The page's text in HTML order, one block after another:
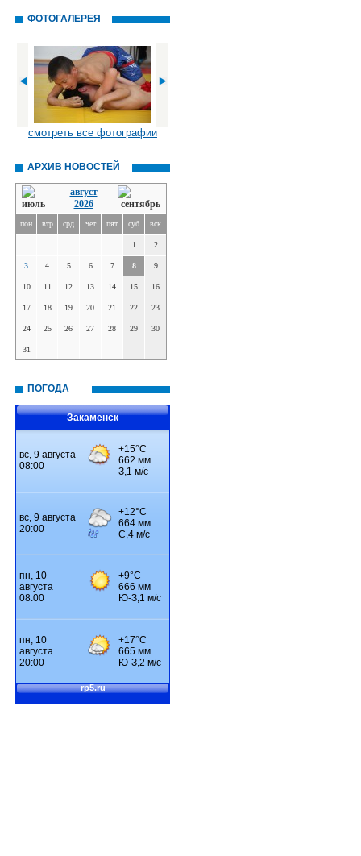
ФОТОГАЛЕРЕЯ
смотреть все фотографии
АРХИВ НОВОСТЕЙ
август
2026
пон втр срд чет пят суб вск
1 2
3 4 5 6 7 8 9
10 11 12 13 14 15 16
17 18 19 20 21 22 23
24 25 26 27 28 29 30
31
ПОГОДА
Закаменск